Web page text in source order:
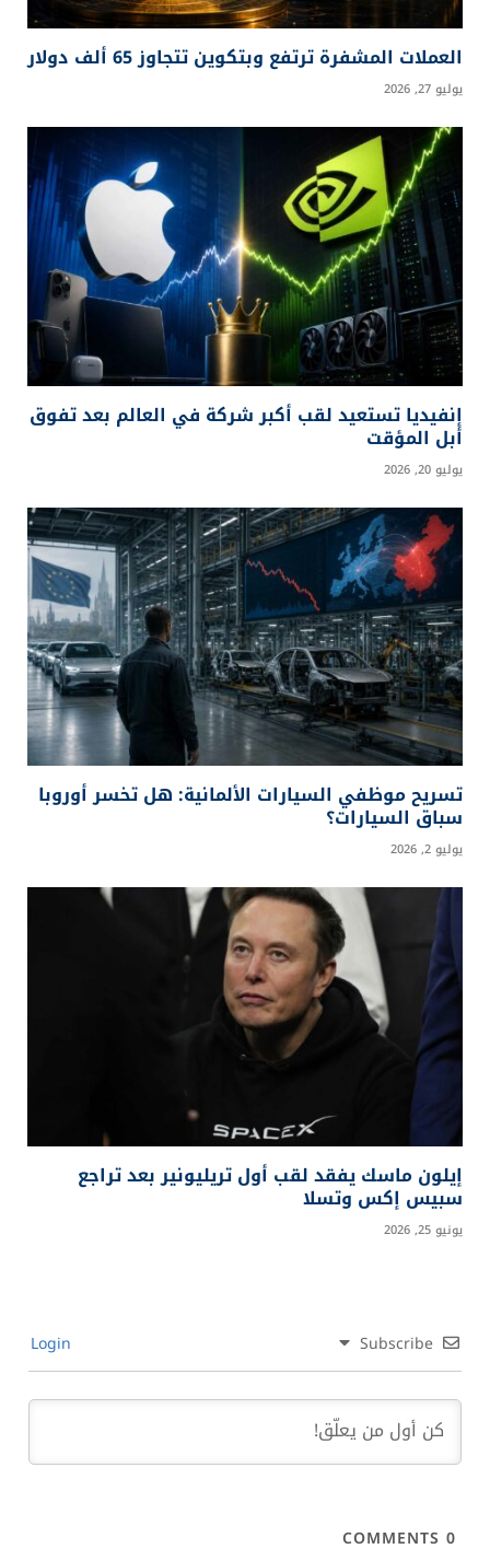
العملات المشفرة ترتفع وبتكوين تتجاوز 65 ألف دولار
يوليو 27, 2026
إنفيديا تستعيد لقب أكبر شركة في العالم بعد تفوق
أبل المؤقت
يوليو 20, 2026
تسريح موظفي السيارات الألمانية: هل تخسر أوروبا
سباق السيارات؟
يوليو 2, 2026
إيلون ماسك يفقد لقب أول تريليونير بعد تراجع
سبيس إكس وتسلا
يونيو 25, 2026
Subscribe
0